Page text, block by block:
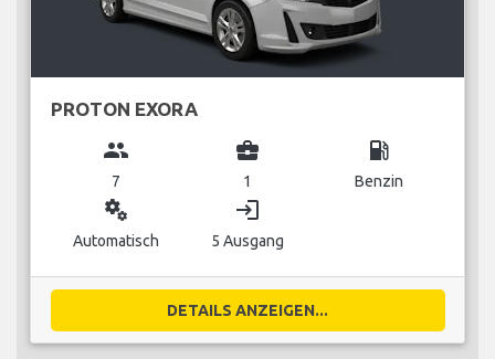
PROTON EXORA
group
7
business_center
1
local_gas_station
Benzin
miscellaneous_services
Automatisch
login
5 Ausgang
DETAILS ANZEIGEN...